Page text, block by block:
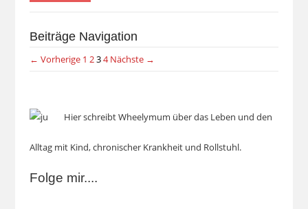
Beiträge Navigation
← Vorherige 1 234 Nächste →
Hier schreibt Wheelymum über das Leben und den
Alltag mit Kind, chronischer Krankheit und Rollstuhl.
Folge mir....